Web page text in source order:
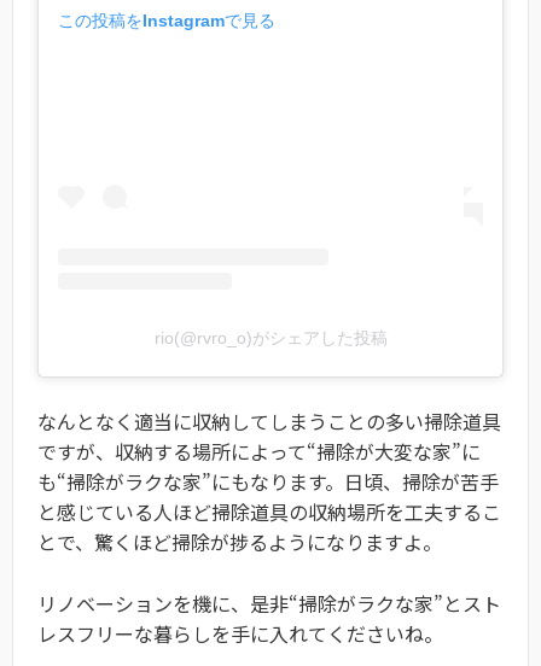
この投稿をInstagramで見る
rio(@rvro_o)がシェアした投稿
なんとなく適当に収納してしまうことの多い掃除道具
ですが、収納する場所によって“掃除が大変な家”に
も“掃除がラクな家”にもなります。日頃、掃除が苦手
と感じている人ほど掃除道具の収納場所を工夫するこ
とで、驚くほど掃除が捗るようになりますよ。
リノベーションを機に、是非“掃除がラクな家”とスト
レスフリーな暮らしを手に入れてくださいね。